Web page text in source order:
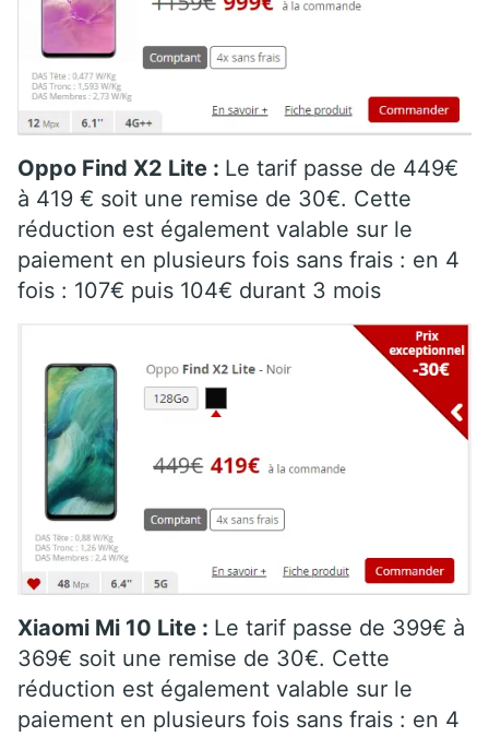
Oppo Find X2 Lite : Le tarif passe de 449€
à 419 € soit une remise de 30€. Cette
réduction est également valable sur le
paiement en plusieurs fois sans frais : en 4
fois : 107€ puis 104€ durant 3 mois
Xiaomi Mi 10 Lite : Le tarif passe de 399€ à
369€ soit une remise de 30€. Cette
réduction est également valable sur le
paiement en plusieurs fois sans frais : en 4